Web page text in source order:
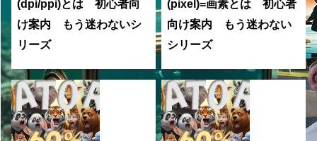
(dpi/ppi)とは 初心者向
け案内 もう迷わないシ
リーズ
(pixel)=画素とは 初心者
向け案内 もう迷わない
シリーズ